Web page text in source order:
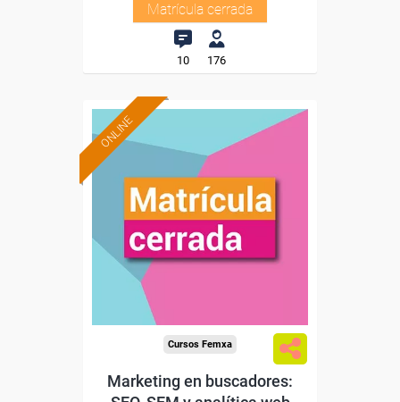
Matrícula cerrada
10 176
ONLINE
Cursos Femxa
Marketing en buscadores: